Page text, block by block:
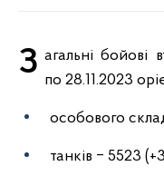
Загальні бойові втрати противника з 24.02.2022 по 28.11.2023
особового
танків ‒ 5523